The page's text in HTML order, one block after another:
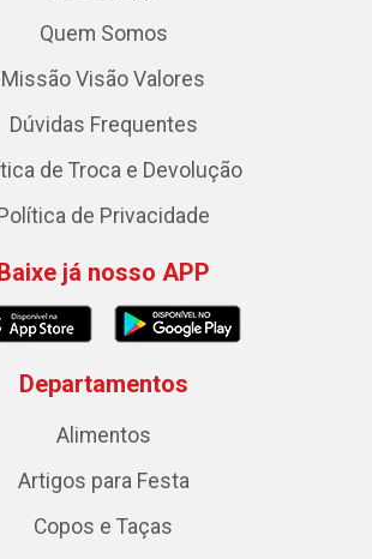
Quem Somos
Missão Visão Valores
Dúvidas Frequentes
de Troca e Devolução
Política de Privacidade
já nosso APP
Departamentos
Alimentos
Artigos para Festa
Copos e Taças